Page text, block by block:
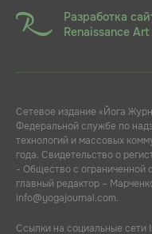
Разработка
Renaissance Art
Сетевое издание «Йога
Федеральной службе по
технологий и массовых
года. Свидетельство о
- Общество с ограниченной
главный редактор –
info@yogajournal.com.
Ссылки на социальные